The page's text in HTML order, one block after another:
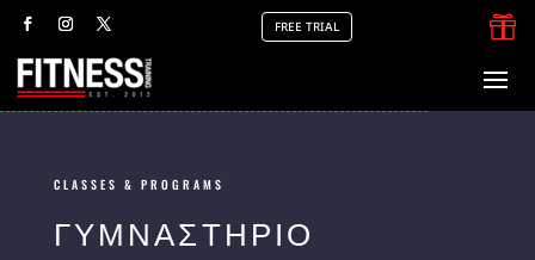
FREE TRIAL 
CLASSES & PROGRAMS
ΓΥΜΝΑΣΤΉΡΙΟ